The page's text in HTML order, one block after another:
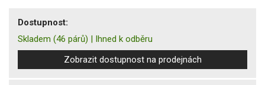
Dostupnost:
Skladem (46 párů) | Ihned k odběru
Zobrazit dostupnost na prodejnách